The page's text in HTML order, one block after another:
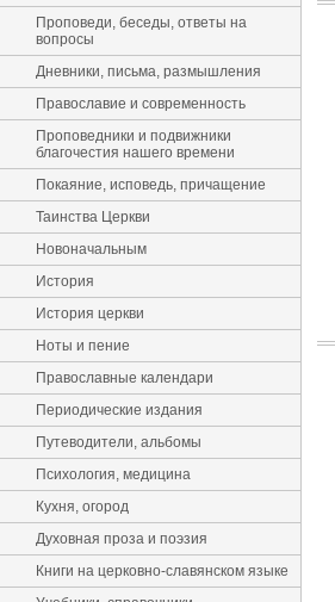
Проповеди, беседы, ответы на
вопросы
Дневники, письма, размышления
Православие и современность
Проповедники и подвижники
благочестия нашего времени
Покаяние, исповедь, причащение
Таинства Церкви
Новоначальным
История
История церкви
Ноты и пение
Православные календари
Периодические издания
Путеводители, альбомы
Психология, медицина
Кухня, огород
Духовная проза и поэзия
Книги на церковно-славянском языке